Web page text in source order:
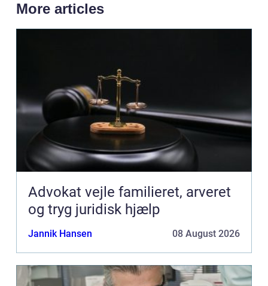
More articles
Advokat vejle familieret, arveret
og tryg juridisk hjælp
Jannik Hansen 08 August 2026